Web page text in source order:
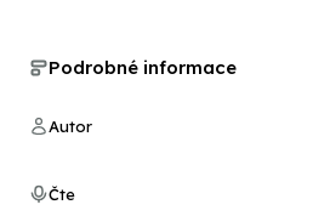
Podrobné informace
Autor
Čte